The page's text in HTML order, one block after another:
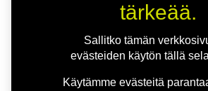
tärkeää.
Sallitko tämän
evästeiden käytön tällä
Käytämme evästeitä